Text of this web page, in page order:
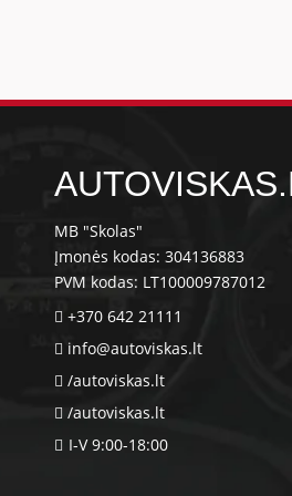
MB "Skolas"
Įmonės kodas: 304136883
PVM kodas: LT100009787012
+370 642 21111
info@autoviskas.lt
/autoviskas.lt
/autoviskas.lt
I-V 9:00-18:00